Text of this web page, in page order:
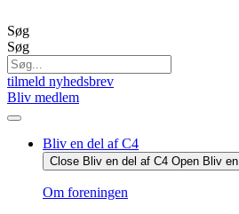
til
indhold
Søg
Søg
tilmeld nyhedsbrev
Bliv medlem
Bliv en del af C4
Close Bliv en del af C4 Open Bliv
Om foreningen